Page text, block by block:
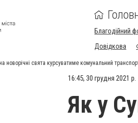
Благодійний
Довідкова
новорічні свята курсуватиме комунальний
16:45, 30 грудня 2021 р.
Як у